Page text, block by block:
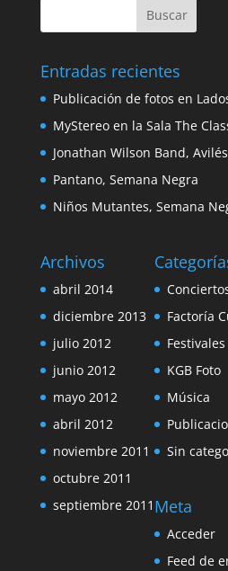
Entradas recientes
Publicación de fotos en
MyStereo en la Sala The
Jonathan Wilson Band,
Pantano, Semana Negra
Niños Mutantes, Semana
Archivos
abril 2014
diciembre 2013
julio 2012
junio 2012
mayo 2012
abril 2012
noviembre 2011
octubre 2011
septiembre 2011
Factoría
Festivales
KGB Foto
Música
Sin
Meta
Acceder
Feed de